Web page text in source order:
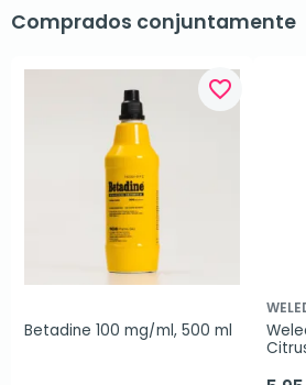
Comprados conjuntamente
favorite_border
Betadine 100 mg/ml, 500 ml